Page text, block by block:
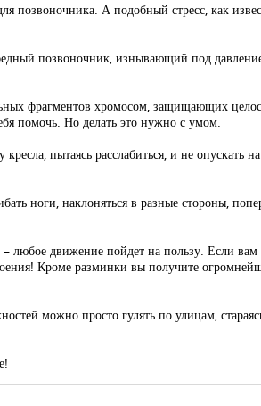
позвоночника. А подобный стресс, как
позвоночник, изнывающий под
фрагментов хромосом, защищающих
помочь. Но делать это нужно с умом.
пытаясь расслабиться, и не
ноги, наклоняться в разные стороны,
любое движение пойдет на пользу. Если
Кроме разминки вы получите
можно просто гулять по улицам,